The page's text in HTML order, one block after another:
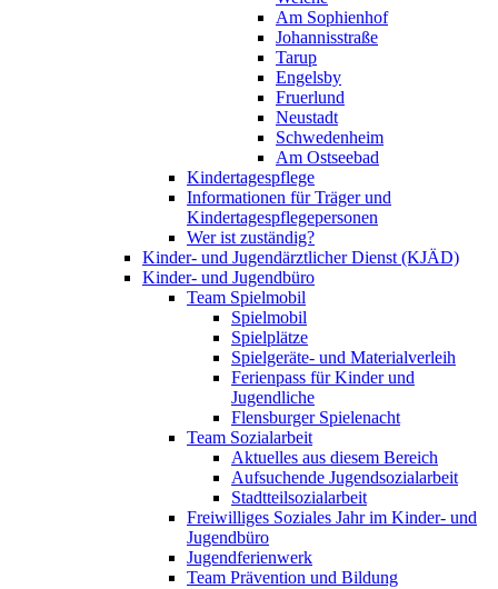
Am Sophienhof
Johannisstraße
Tarup
Engelsby
Fruerlund
Neustadt
Schwedenheim
Am Ostseebad
Kindertagespflege
Informationen für Träger und
Kindertagespflegepersonen
Wer ist zuständig?
Kinder- und Jugendärztlicher Dienst (KJÄD)
Kinder- und Jugendbüro
Team Spielmobil
Spielmobil
Spielplätze
Spielgeräte- und Materialverleih
Ferienpass für Kinder und
Jugendliche
Flensburger Spielenacht
Team Sozialarbeit
Aktuelles aus diesem Bereich
Aufsuchende Jugendsozialarbeit
Stadtteilsozialarbeit
Freiwilliges Soziales Jahr im Kinder- und
Jugendbüro
Jugendferienwerk
Team Prävention und Bildung